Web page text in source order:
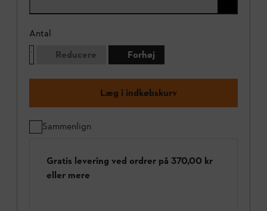
Antal
Reducere
Forhøj
Læg i indkøbskurv
Sammenlign
Gratis levering ved ordrer på 370,00 kr
eller mere